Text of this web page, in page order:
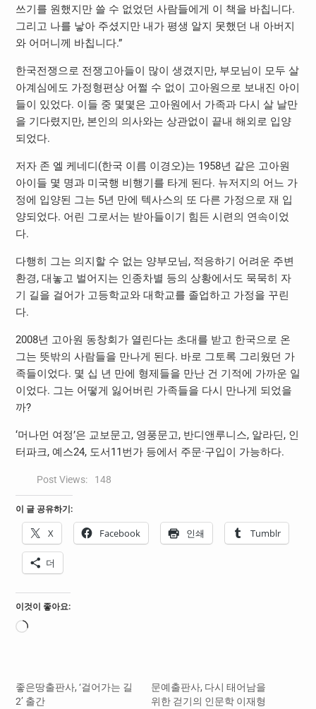
쓰기를 원했지만 쓸 수 없었던 사람들에게 이 책을 바칩니다.
그리고 나를 낳아 주셨지만 내가 평생 알지 못했던 내 아버지
와 어머니께 바칩니다.”
한국전쟁으로 전쟁고아들이 많이 생겼지만, 부모님이 모두 살
아계심에도 가정형편상 어쩔 수 없이 고아원으로 보내진 아이
들이 있었다. 이들 중 몇몇은 고아원에서 가족과 다시 살 날만
을 기다렸지만, 본인의 의사와는 상관없이 끝내 해외로 입양
되었다.
저자 존 엘 케네디(한국 이름 이경오)는 1958년 같은 고아원
아이들 몇 명과 미국행 비행기를 타게 된다. 뉴저지의 어느 가
정에 입양된 그는 5년 만에 텍사스의 또 다른 가정으로 재 입
양되었다. 어린 그로서는 받아들이기 힘든 시련의 연속이었
다.
다행히 그는 의지할 수 없는 양부모님, 적응하기 어려운 주변
환경, 대놓고 벌어지는 인종차별 등의 상황에서도 묵묵히 자
기 길을 걸어가 고등학교와 대학교를 졸업하고 가정을 꾸린
다.
2008년 고아원 동창회가 열린다는 초대를 받고 한국으로 온
그는 뜻밖의 사람들을 만나게 된다. 바로 그토록 그리웠던 가
족들이었다. 몇 십 년 만에 형제들을 만난 건 기적에 가까운 일
이었다. 그는 어떻게 잃어버린 가족들을 다시 만나게 되었을
까?
‘머나먼 여정’은 교보문고, 영풍문고, 반디앤루니스, 알라딘, 인
터파크, 예스24, 도서11번가 등에서 주문·구입이 가능하다.
Post Views: 148
이 글 공유하기:
X Facebook 인쇄 Tumblr
더
이것이 좋아요:
로
좋은땅출판사, ‘걸어가는 길
2’ 출간
문예출판사, 다시 태어남을
위한 걷기의 인문학 이재형